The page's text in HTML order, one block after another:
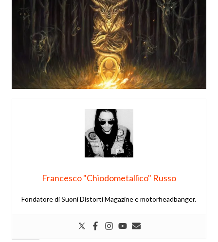
Francesco "Chiodometallico" Russo
Fondatore di Suoni Distorti Magazine e motorheadbanger.